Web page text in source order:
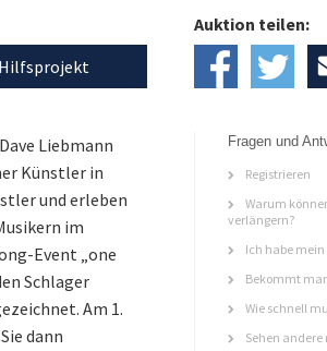
Liebmann
Künstler in
und erleben
im
Event „one
Schlager
Am 1.
dann
Hilfsprojekt
Auktion teilen:
Fragen und
Registrieren
Warum
verlängern?
Ich habe mein
Bekommt
Wie schnell
Sehen